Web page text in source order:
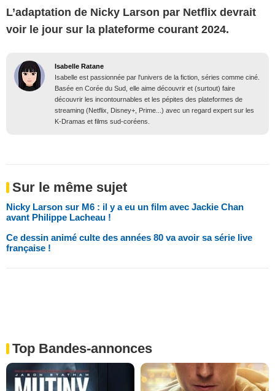
L’adaptation de Nicky Larson par Netflix devrait
voir le jour sur la plateforme courant 2024.
Isabelle Ratane
Isabelle est passionnée par l'univers de la fiction, séries comme ciné.
Basée en Corée du Sud, elle aime découvrir et (surtout) faire
découvrir les incontournables et les pépites des plateformes de
streaming (Netflix, Disney+, Prime...) avec un regard expert sur les
K-Dramas et films sud-coréens.
Sur le même sujet
Nicky Larson sur M6 : il y a eu un film avec Jackie Chan
avant Philippe Lacheau !
Ce dessin animé culte des années 80 va avoir sa série live
française !
Top Bandes-annonces